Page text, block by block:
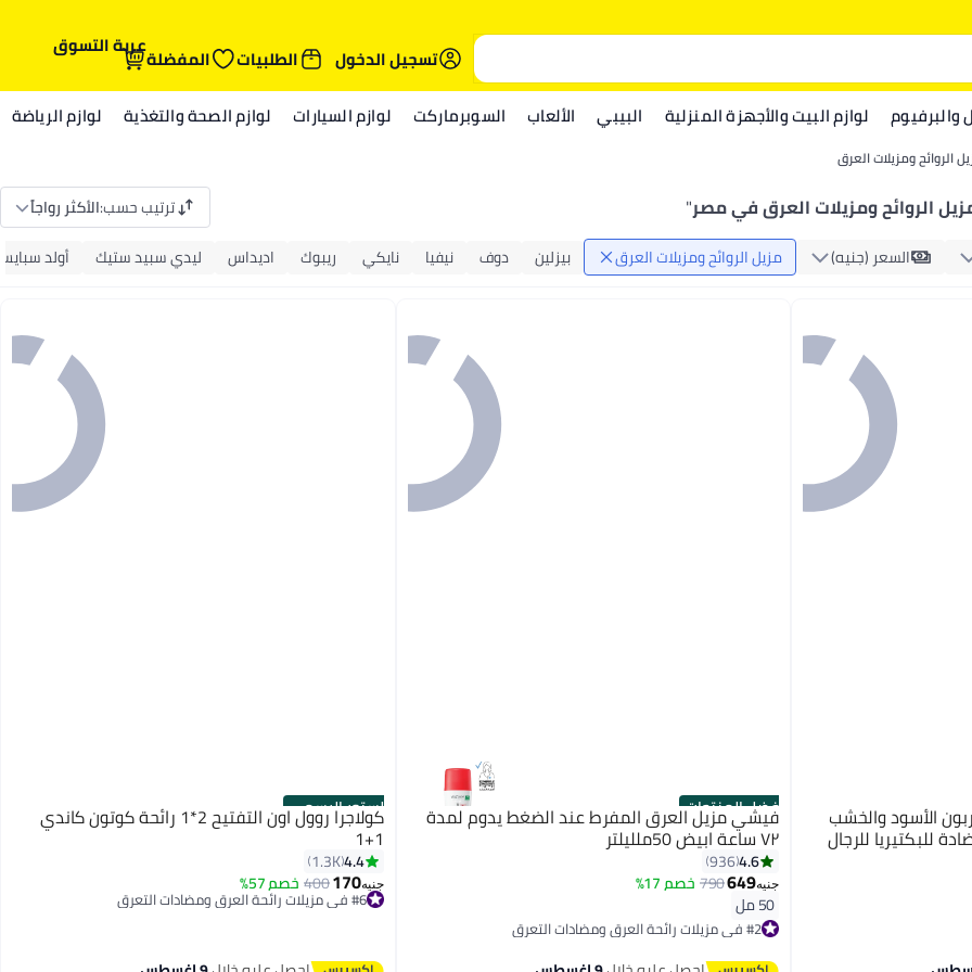
تسجيل الدخول
الطلبيات المفضلةعربة التسوق
والبرفيوم لوازم البيت والأجهزة المنزلية البيبي الألعاب السوبرماركت لوازم السيارات لوازم الصحة والتغذية لوازم الرياضة
الروائح ومزيلات العرق
الروائح ومزيلات العرق في مصر" ترتيب حسب:الأكثر رواجاً
السعر (جنيه) مزيل الروائح ومزيلات العرق بيزلين دوف نيفيا نايكي ريبوك اديداس ليدي سبيد ستيك أولد
الأسود والخشب
للبكتيريا للرجال
أفضل المنتجات
فيشي مزيل العرق المفرط عند الضغط يدوم لمدة
٧٢ ساعة ابيض 50ملليلتر
4.6
936
جنيه649
790خصم 17%
50 مل
#2 في مزيلات رائحة العرق ومضادات التعرق
أقل سعر في 7 يوم
توصيل مجاني
الستور الرسمي كولاجرا روول اون التفتيح 2*1 رائحة كوتون كاندي
1+1
4.4
1.3K
جنيه170
400خصم 57%
#6 في مزيلات رائحة العرق ومضادات التعرق
توصيل مجاني